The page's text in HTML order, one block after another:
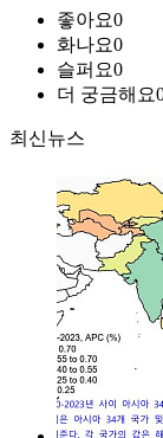
좋아요0
화나요0
슬퍼요0
더 궁금해요
최신뉴스